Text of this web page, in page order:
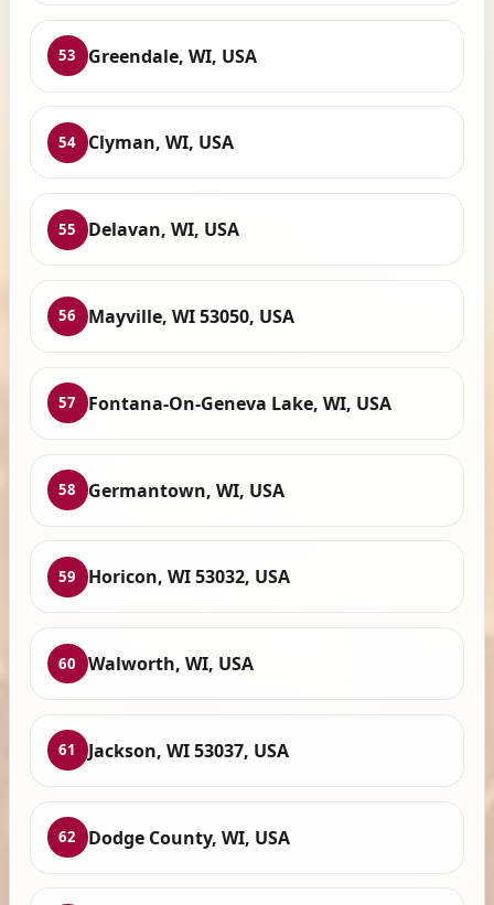
53 Greendale, WI, USA
54 Clyman, WI, USA
55 Delavan, WI, USA
56 Mayville, WI 53050, USA
57 Fontana-On-Geneva Lake, WI, USA
58 Germantown, WI, USA
59 Horicon, WI 53032, USA
60 Walworth, WI, USA
61 Jackson, WI 53037, USA
62 Dodge County, WI, USA